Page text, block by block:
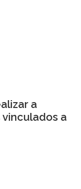
a
a